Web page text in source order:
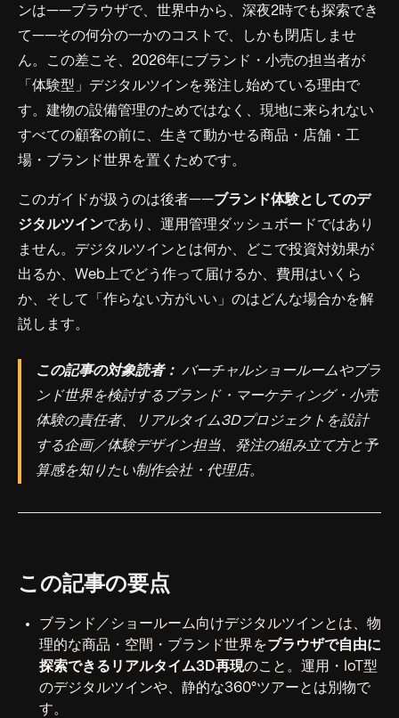
ンは——ブラウザで、世界中から、深夜2時でも探索でき
て——その何分の一かのコストで、しかも閉店しませ
ん。この差こそ、2026年にブランド・小売の担当者が
「体験型」デジタルツインを発注し始めている理由で
す。建物の設備管理のためではなく、現地に来られない
すべての顧客の前に、生きて動かせる商品・店舗・工
場・ブランド世界を置くためです。
このガイドが扱うのは後者——ブランド体験としてのデ
ジタルツインであり、運用管理ダッシュボードではあり
ません。デジタルツインとは何か、どこで投資対効果が
出るか、Web上でどう作って届けるか、費用はいくら
か、そして「作らない方がいい」のはどんな場合かを解
説します。
この記事の対象読者： バーチャルショールームやブラ
ンド世界を検討するブランド・マーケティング・小売
体験の責任者、リアルタイム3Dプロジェクトを設計
する企画／体験デザイン担当、発注の組み立て方と予
算感を知りたい制作会社・代理店。
この記事の要点
ブランド／ショールーム向けデジタルツインとは、物
理的な商品・空間・ブランド世界をブラウザで自由に
探索できるリアルタイム3D再現のこと。運用・IoT型
のデジタルツインや、静的な360°ツアーとは別物で
す。